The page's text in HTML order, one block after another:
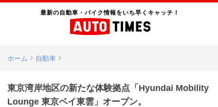
最新の自動車・バイク情報をいち早くキャッチ！
ホーム 自動車
東京湾岸地区の新たな体験拠点「Hyundai Mobility
Lounge 東京ベイ東雲」オープン。